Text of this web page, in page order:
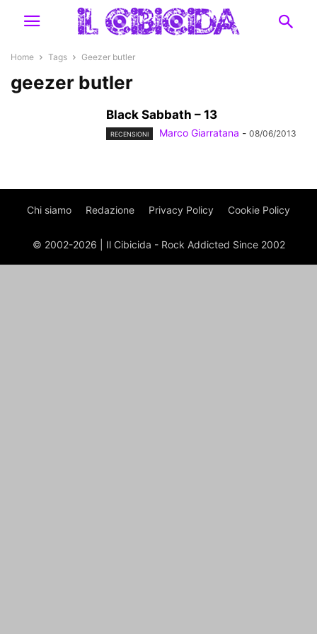
Home Tags Geezer butler
geezer butler
Black Sabbath – 13
RECENSIONI Marco Giarratana - 08/06/2013
Chi siamo Redazione Privacy Policy Cookie Policy
© 2002-2026 | Il Cibicida - Rock Addicted Since 2002